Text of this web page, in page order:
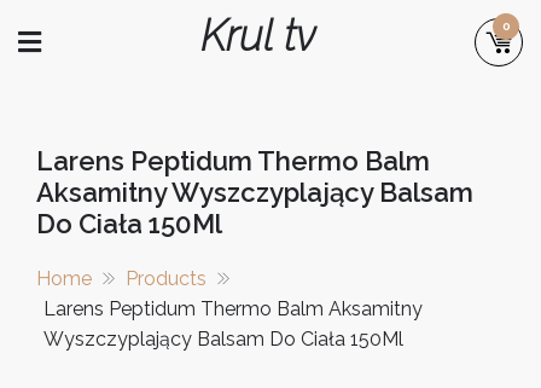
Krul tv 0
Larens Peptidum Thermo Balm
Aksamitny Wyszczyplający Balsam
Do Ciała 150Ml
Home
Products
Larens Peptidum Thermo Balm Aksamitny
Wyszczyplający Balsam Do Ciała 150Ml